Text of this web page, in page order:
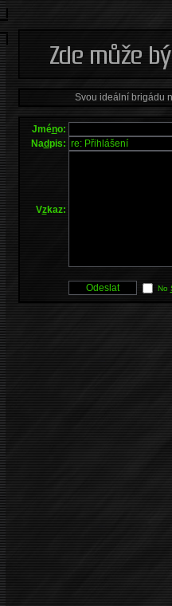
Svou ideální brigádu
Jméno:
Nadpis:
Vzkaz:
No